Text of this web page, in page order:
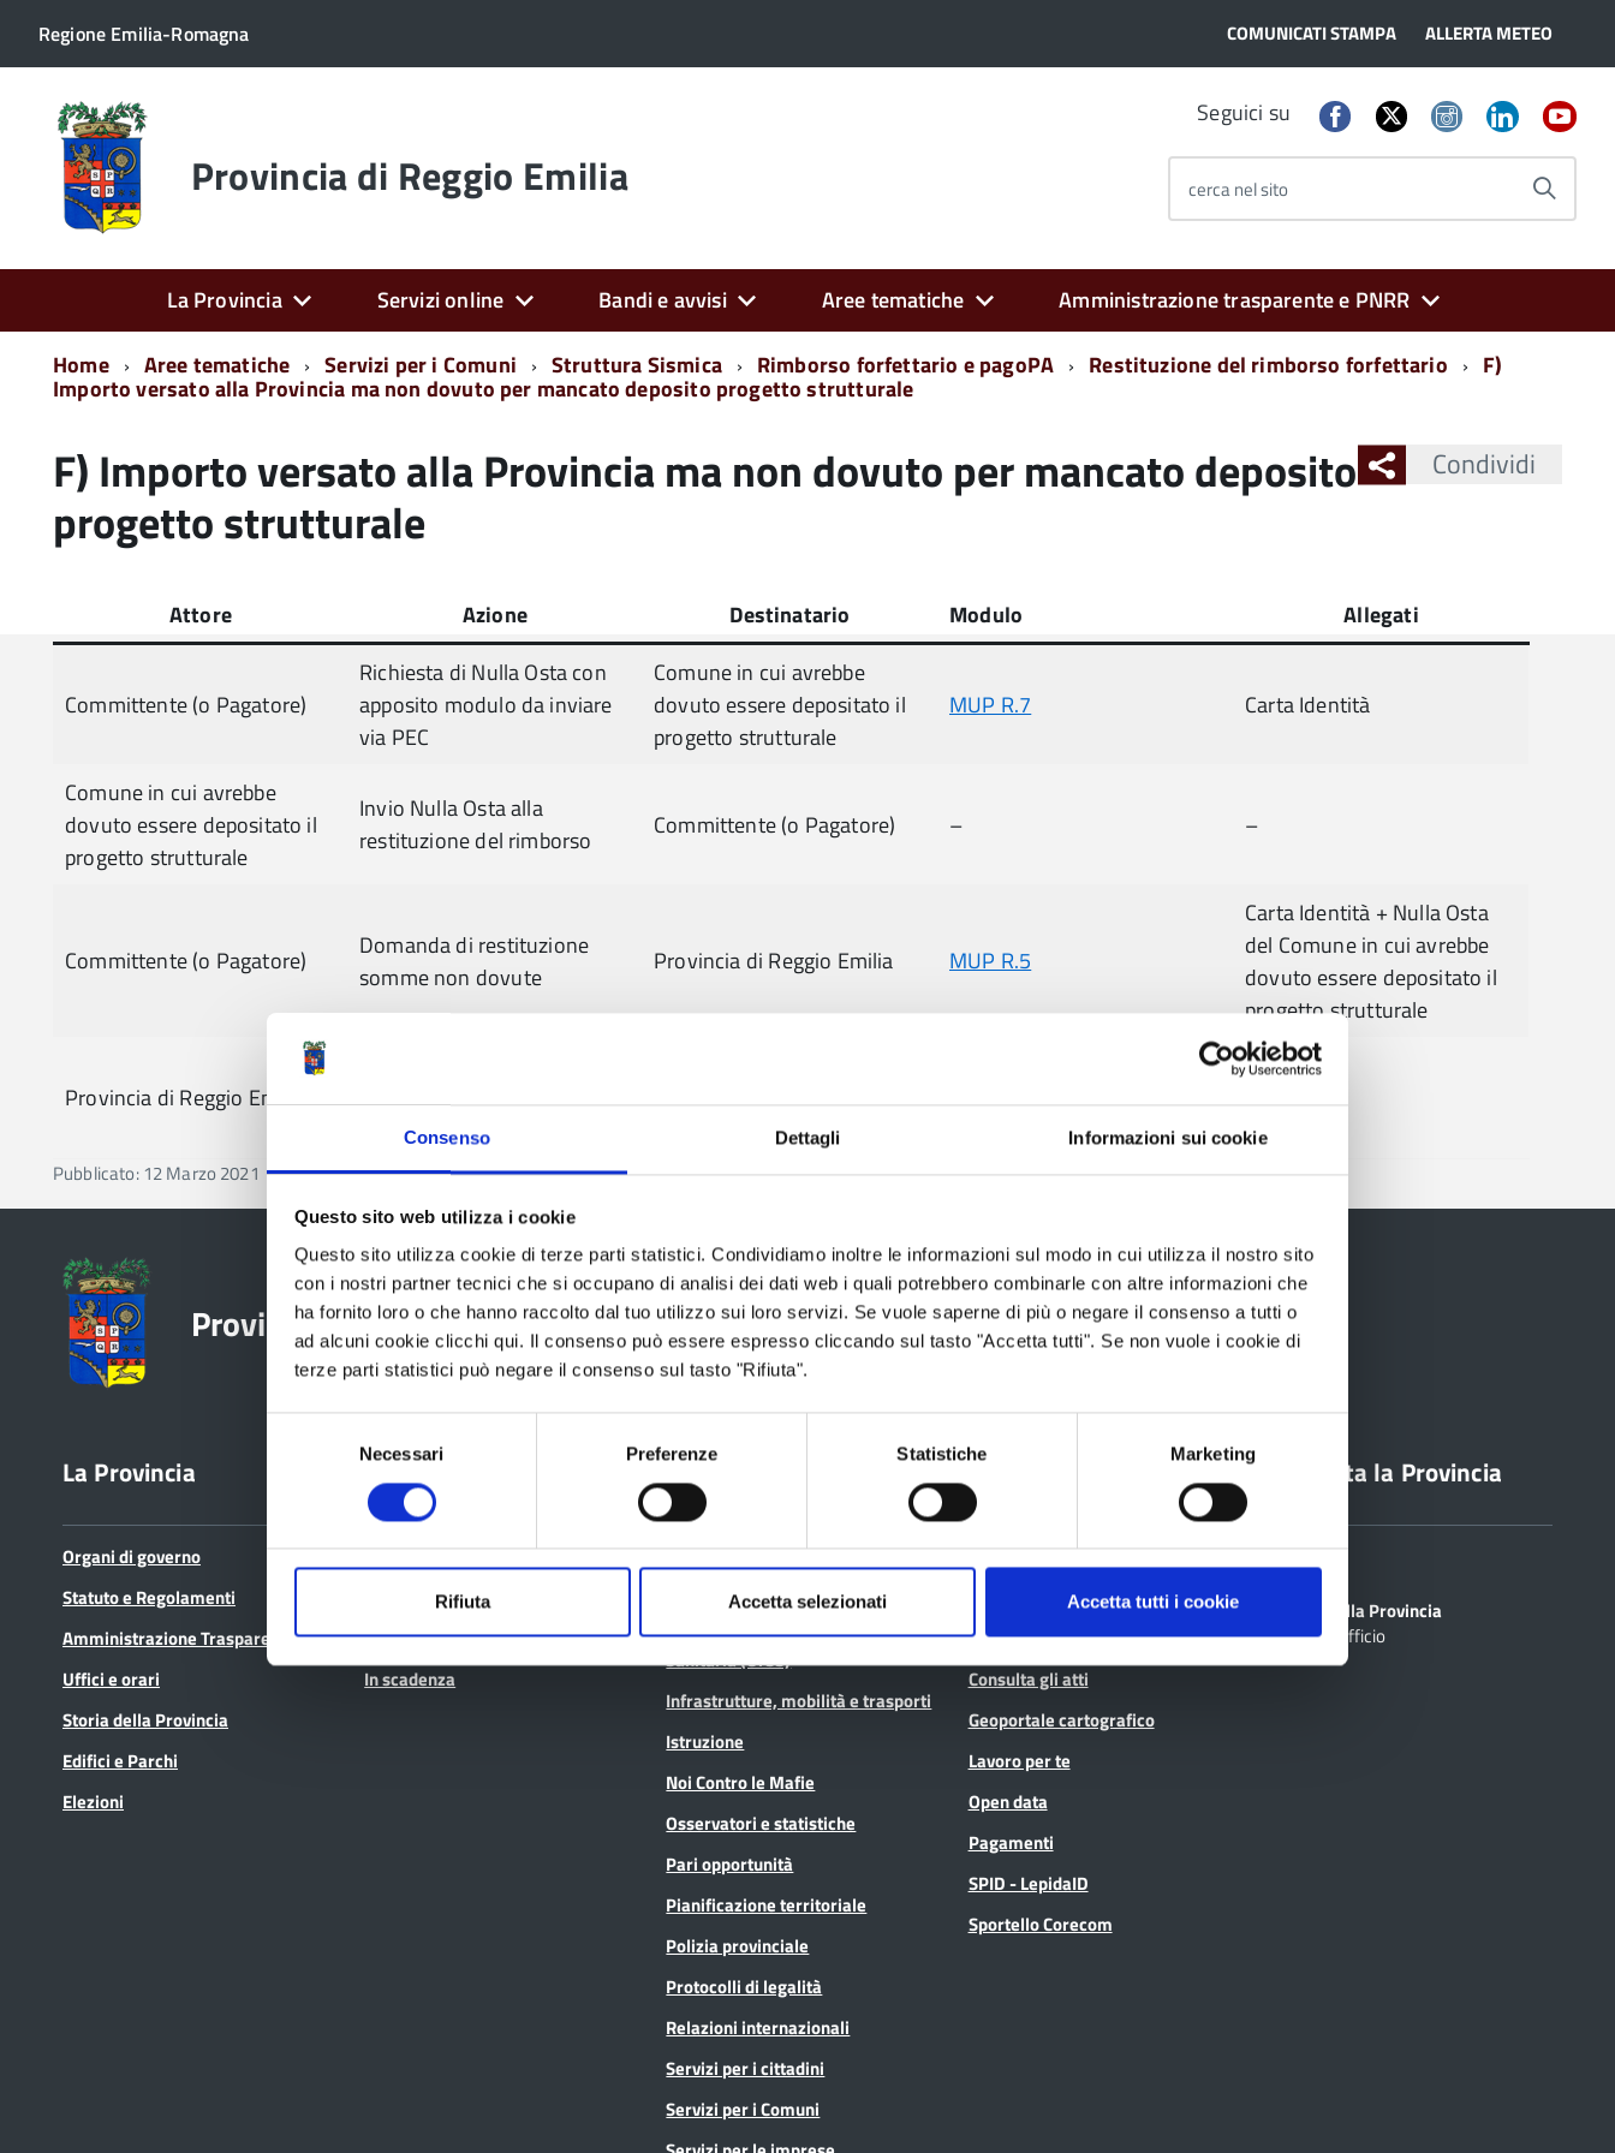
Consenso Dettagli Informazioni sui cookie
Questo sito web utilizza i cookie
Questo sito utilizza cookie di terze parti statistici. Condividiamo inoltre le informazioni sul modo in cui utilizza il nostro sito
con i nostri partner tecnici che si occupano di analisi dei dati web i quali potrebbero combinarle con altre informazioni che
ha fornito loro o che hanno raccolto dal tuo utilizzo sui loro servizi. Se vuole saperne di più o negare il consenso a tutti o
ad alcuni cookie clicchi qui. Il consenso può essere espresso cliccando sul tasto "Accetta tutti". Se non vuole i cookie di
terze parti statistici può negare il consenso sul tasto "Rifiuta".
Necessari Preferenze Statistiche Marketing
Rifiuta Accetta selezionati Accetta tutti i cookie
Regione Emilia-Romagna COMUNICATI STAMPA ALLERTA METEO
Torna
alla
home
page Provincia di Reggio Emilia
Seguici su
cerca nel sito
La Provincia Servizi online Bandi e avvisi Aree tematiche
Amministrazione trasparente e PNRR
Home
Aree tematiche Servizi per i Comuni Struttura Sismica Rimborso forfettario e pagoPA Restituzione del rimborso forfettario F)
Importo versato alla Provincia ma non dovuto per mancato deposito progetto strutturale
Condividi
F) Importo versato alla Provincia ma non dovuto per mancato deposito
progetto strutturale
Attore Azione Destinatario Modulo Allegati
Committente (o Pagatore)
Richiesta di Nulla Osta con
apposito modulo da inviare
via PEC
Comune in cui avrebbe
dovuto essere depositato il
progetto strutturale
MUP R.7 Carta Identità
Comune in cui avrebbe
dovuto essere depositato il
progetto strutturale
Invio Nulla Osta alla
restituzione del rimborso
Committente (o Pagatore) – –
Committente (o Pagatore)
Domanda di restituzione
somme non dovute
Provincia di Reggio Emilia MUP R.5
Carta Identità + Nulla Osta
del Comune in cui avrebbe
dovuto essere depositato il
progetto strutturale
Provincia di Reggio Emilia
spesa e restituzione somme
non dovute
Committente (o Pagatore) – –
Pubblicato: 12 Marzo 2021 — Ultima modifica: 06 Maggio 2022
Provincia di Reggio Emilia
La Provincia
Organi di governo
Statuto e Regolamenti
Amministrazione Trasparente
Uffici e orari
Storia della Provincia
Edifici e Parchi
Elezioni
Bandi e avvisi
Bandi di gara
Avvisi pubblici
Concorsi e selezioni
In scadenza
Aree tematiche
Archivio
Conferenza Territoriale Sociale e
Sanitaria (CTSS)
Infrastrutture, mobilità e trasporti
Istruzione
Noi Contro le Mafie
Osservatori e statistiche
Pari opportunità
Pianificazione territoriale
Polizia provinciale
Protocolli di legalità
Relazioni internazionali
Servizi per i cittadini
Servizi per i Comuni
Servizi online
Albo fornitori
Albo pretorio
Consiglio Provinciale Online
Consulta gli atti
Geoportale cartografico
Lavoro per te
Open data
Pagamenti
SPID - LepidaID
Sportello Corecom
Contatta la Provincia
Sedi
Scrivi alla Provincia
Cerca Ufficio